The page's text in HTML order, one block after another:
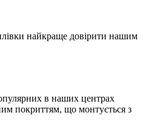
найкраще довірити нашим
в наших центрах
покриттям, що монтується з